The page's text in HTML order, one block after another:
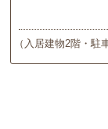
（入居建物2階・駐